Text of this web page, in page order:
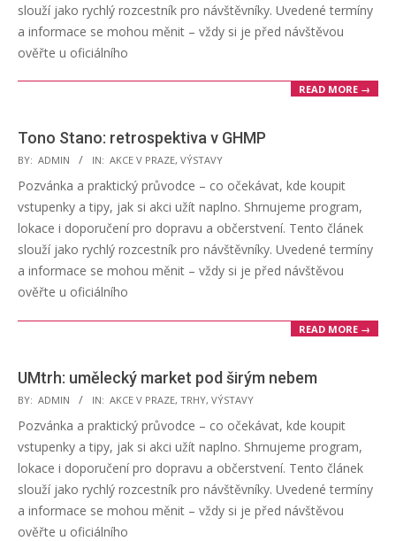
slouží jako rychlý rozcestník pro návštěvníky. Uvedené termíny
a informace se mohou měnit – vždy si je před návštěvou
ověřte u oficiálního
READ MORE →
Tono Stano: retrospektiva v GHMP
2025-
08-
26
BY: ADMIN IN: AKCE V PRAZE, VÝSTAVY
Pozvánka a praktický průvodce – co očekávat, kde koupit
vstupenky a tipy, jak si akci užít naplno. Shrnujeme program,
lokace i doporučení pro dopravu a občerstvení. Tento článek
slouží jako rychlý rozcestník pro návštěvníky. Uvedené termíny
a informace se mohou měnit – vždy si je před návštěvou
ověřte u oficiálního
READ MORE →
UMtrh: umělecký market pod širým nebem
2025-
08-
26
BY: ADMIN IN: AKCE V PRAZE, TRHY, VÝSTAVY
Pozvánka a praktický průvodce – co očekávat, kde koupit
vstupenky a tipy, jak si akci užít naplno. Shrnujeme program,
lokace i doporučení pro dopravu a občerstvení. Tento článek
slouží jako rychlý rozcestník pro návštěvníky. Uvedené termíny
a informace se mohou měnit – vždy si je před návštěvou
ověřte u oficiálního